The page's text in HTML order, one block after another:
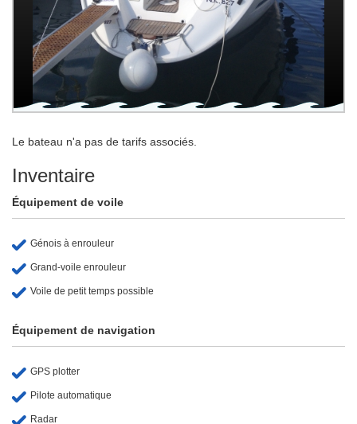
Le bateau n'a pas de tarifs associés.
Inventaire
Équipement de voile
Génois à enrouleur
Grand-voile enrouleur
Voile de petit temps possible
Équipement de navigation
GPS plotter
Pilote automatique
Radar